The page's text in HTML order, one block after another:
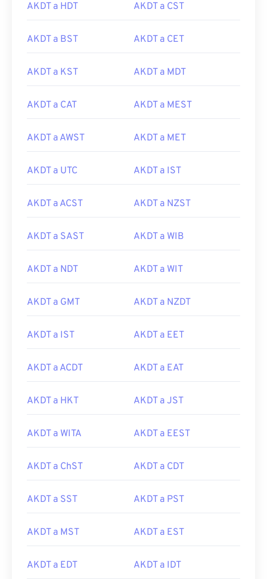
AKDT a HDT AKDT a CST
AKDT a BST AKDT a CET
AKDT a KST AKDT a MDT
AKDT a CAT AKDT a MEST
AKDT a AWST AKDT a MET
AKDT a UTC AKDT a IST
AKDT a ACST AKDT a NZST
AKDT a SAST AKDT a WIB
AKDT a NDT AKDT a WIT
AKDT a GMT AKDT a NZDT
AKDT a IST AKDT a EET
AKDT a ACDT AKDT a EAT
AKDT a HKT AKDT a JST
AKDT a WITA AKDT a EEST
AKDT a ChST AKDT a CDT
AKDT a SST AKDT a PST
AKDT a MST AKDT a EST
AKDT a EDT AKDT a IDT